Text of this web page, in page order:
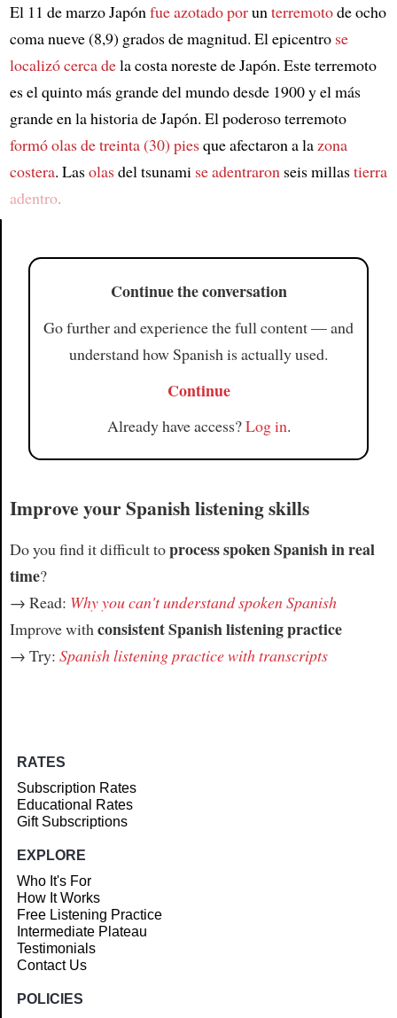
Article
El 11 de marzo Japónfue azotado porunterremotode ocho
coma nueve (8,9) grados de magnitud. El epicentro se
localizó cerca dela costa noreste de Japón. Este terremoto
es el quinto más grande del mundo desde 1900 y el más
grande en la historia de Japón. El poderoso terremoto
formóolas de treinta (30) piesque afectaron a lazona
costera. Lasolasdel tsunami se adentraronseis millastierra
adentro.
Continue the conversation
Go further and experience the full content — and
understand how Spanish is actually used.
Continue
Already have access?Log in.
Improve your Spanish listening skills
Do you find it difficult toprocess spoken Spanish in real
time?
→ Read: Why you can't understand spoken Spanish
Improve with consistent Spanish listening practice
→ Try: Spanish listening practice with transcripts
RATES
Subscription Rates
Educational Rates
Gift Subscriptions
EXPLORE
Who It's For
How It Works
Free Listening Practice
Intermediate Plateau
Testimonials
Contact Us
POLICIES